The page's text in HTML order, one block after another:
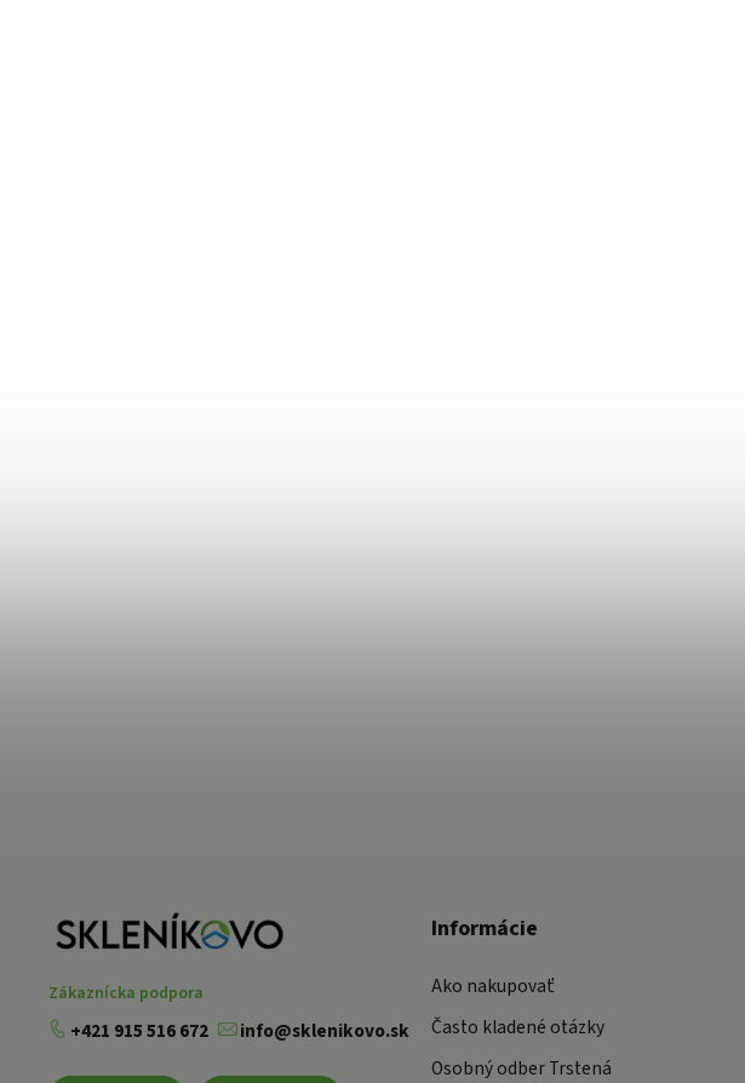
Zákaznícka podpora
+421 915 516 672 info@sklenikovo.sk
Informácie
Ako nakupovať
Často kladené otázky
Osobný odber Trstená